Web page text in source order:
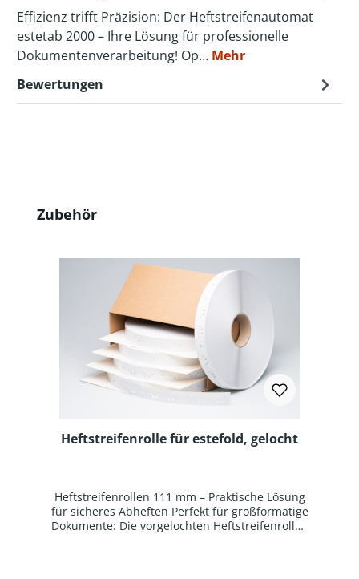
Effizienz trifft Präzision: Der Heftstreifenautomat
estetab 2000 – Ihre Lösung für professionelle
Dokumentenverarbeitung! Op… Mehr
Bewertungen
Produktgalerie überspringen
Zubehör
Heftstreifenrolle für estefold, gelocht
Heftstreifenrollen 111 mm – Praktische Lösung
für sicheres Abheften Perfekt für großformatige
Dokumente: Die vorgelochten Heftstreifenrollen